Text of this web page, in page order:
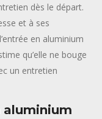
dès le départ.
et à ses
en aluminium
qu’elle ne bouge
un entretien
aluminium